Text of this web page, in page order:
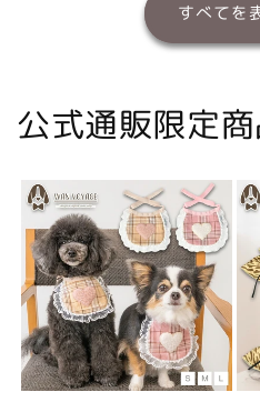
すべてを
公式通販限定